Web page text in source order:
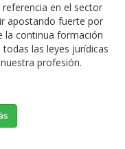
en el sector
apostando fuerte por
la continua formación
las leyes jurídicas
profesión.